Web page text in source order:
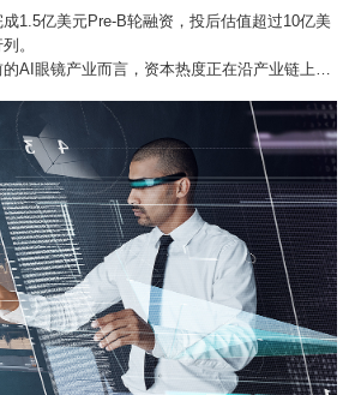
1.5亿美元Pre-B轮融资，投后估值超过10亿美
。
AI眼镜产业而言，资本热度正在沿产业链上下